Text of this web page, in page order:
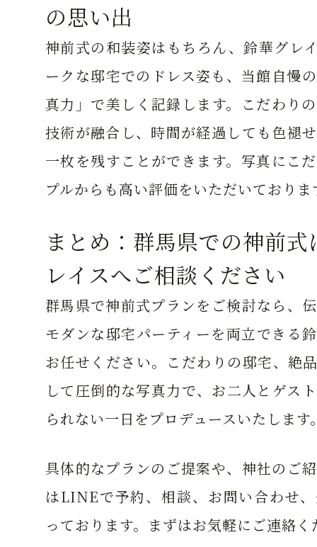
の思い出
神前式の和装姿はもちろん、鈴華グレ
ークな邸宅でのドレス姿も、当館自慢
真力」で美しく記録します。こだわり
技術が融合し、時間が経過しても色褪
一枚を残すことができます。写真にこ
プルからも高い評価をいただいておりま
まとめ：群馬県での神前
レイスへご相談ください
群馬県で神前式プランをご検討なら、
モダンな邸宅パーティーを両立できる
お任せください。こだわりの邸宅、絶
して圧倒的な写真力で、お二人とゲス
られない一日をプロデュースいたします
具体的なプランのご提案や、神社のご
はLINEで予約、相談、お問い合わせ
っております。まずはお気軽にご連絡く